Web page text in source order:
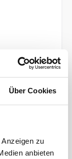
Über Cookies
zu
anbieten